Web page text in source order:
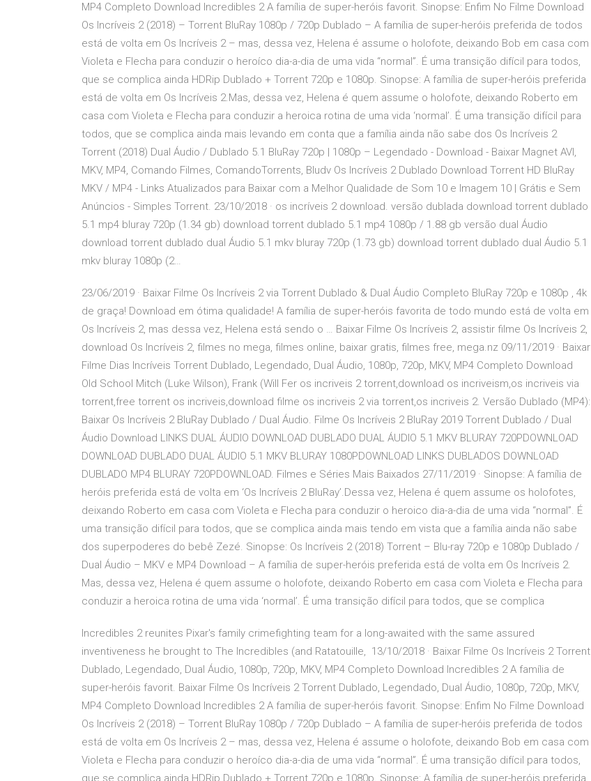
MP4 Completo Download Incredibles 2 A família de super-heróis favorit. Sinopse: Enfim No Filme Download
Os Incríveis 2 (2018) – Torrent BluRay 1080p / 720p Dublado – A família de super-heróis preferida de todos
está de volta em Os Incríveis 2 – mas, dessa vez, Helena é assume o holofote, deixando Bob em casa com
Violeta e Flecha para conduzir o heroíco dia-a-dia de uma vida “normal”. É uma transição difícil para todos,
que se complica ainda HDRip Dublado + Torrent 720p e 1080p. Sinopse: A família de super-heróis preferida
está de volta em Os Incríveis 2.Mas, dessa vez, Helena é quem assume o holofote, deixando Roberto em
casa com Violeta e Flecha para conduzir a heroica rotina de uma vida ‘normal’. É uma transição difícil para
todos, que se complica ainda mais levando em conta que a família ainda não sabe dos Os Incríveis 2
Torrent (2018) Dual Áudio / Dublado 5.1 BluRay 720p | 1080p – Legendado - Download - Baixar Magnet AVI,
MKV, MP4, Comando Filmes, ComandoTorrents, Bludv Os Incríveis 2 Dublado Download Torrent HD BluRay
MKV / MP4 - Links Atualizados para Baixar com a Melhor Qualidade de Som 10 e Imagem 10 | Grátis e Sem
Anúncios - Simples Torrent. 23/10/2018 · os incríveis 2 download. versão dublada download torrent dublado
5.1 mp4 bluray 720p (1.34 gb) download torrent dublado 5.1 mp4 1080p / 1.88 gb versão dual Áudio
download torrent dublado dual Áudio 5.1 mkv bluray 720p (1.73 gb) download torrent dublado dual Áudio 5.1
mkv bluray 1080p (2…
23/06/2019 · Baixar Filme Os Incríveis 2 via Torrent Dublado & Dual Áudio Completo BluRay 720p e 1080p , 4k
de graça! Download em ótima qualidade! A família de super-heróis favorita de todo mundo está de volta em
Os Incríveis 2, mas dessa vez, Helena está sendo o … Baixar Filme Os Incríveis 2, assistir filme Os Incríveis 2,
download Os Incríveis 2, filmes no mega, filmes online, baixar gratis, filmes free, mega.nz 09/11/2019 · Baixar
Filme Dias Incríveis Torrent Dublado, Legendado, Dual Áudio, 1080p, 720p, MKV, MP4 Completo Download
Old School Mitch (Luke Wilson), Frank (Will Fer os incriveis 2 torrent,download os incriveism,os incriveis via
torrent,free torrent os incriveis,download filme os incriveis 2 via torrent,os incriveis 2. Versão Dublado (MP4):
Baixar Os Incríveis 2 BluRay Dublado / Dual Áudio. Filme Os Incríveis 2 BluRay 2019 Torrent Dublado / Dual
Áudio Download LINKS DUAL ÁUDIO DOWNLOAD DUBLADO DUAL ÁUDIO 5.1 MKV BLURAY 720PDOWNLOAD
DOWNLOAD DUBLADO DUAL ÁUDIO 5.1 MKV BLURAY 1080PDOWNLOAD LINKS DUBLADOS DOWNLOAD
DUBLADO MP4 BLURAY 720PDOWNLOAD. Filmes e Séries Mais Baixados 27/11/2019 · Sinopse: A família de
heróis preferida está de volta em ‘Os Incríveis 2 BluRay’.Dessa vez, Helena é quem assume os holofotes,
deixando Roberto em casa com Violeta e Flecha para conduzir o heroico dia-a-dia de uma vida “normal”. É
uma transição difícil para todos, que se complica ainda mais tendo em vista que a família ainda não sabe
dos superpoderes do bebê Zezé. Sinopse: Os Incríveis 2 (2018) Torrent – Blu-ray 720p e 1080p Dublado /
Dual Áudio – MKV e MP4 Download – A família de super-heróis preferida está de volta em Os Incríveis 2.
Mas, dessa vez, Helena é quem assume o holofote, deixando Roberto em casa com Violeta e Flecha para
conduzir a heroica rotina de uma vida ‘normal’. É uma transição difícil para todos, que se complica
Incredibles 2 reunites Pixar's family crimefighting team for a long-awaited with the same assured
inventiveness he brought to The Incredibles (and Ratatouille, 13/10/2018 · Baixar Filme Os Incríveis 2 Torrent
Dublado, Legendado, Dual Áudio, 1080p, 720p, MKV, MP4 Completo Download Incredibles 2 A família de
super-heróis favorit. Baixar Filme Os Incríveis 2 Torrent Dublado, Legendado, Dual Áudio, 1080p, 720p, MKV,
MP4 Completo Download Incredibles 2 A família de super-heróis favorit. Sinopse: Enfim No Filme Download
Os Incríveis 2 (2018) – Torrent BluRay 1080p / 720p Dublado – A família de super-heróis preferida de todos
está de volta em Os Incríveis 2 – mas, dessa vez, Helena é assume o holofote, deixando Bob em casa com
Violeta e Flecha para conduzir o heroíco dia-a-dia de uma vida “normal”. É uma transição difícil para todos,
que se complica ainda HDRip Dublado + Torrent 720p e 1080p. Sinopse: A família de super-heróis preferida